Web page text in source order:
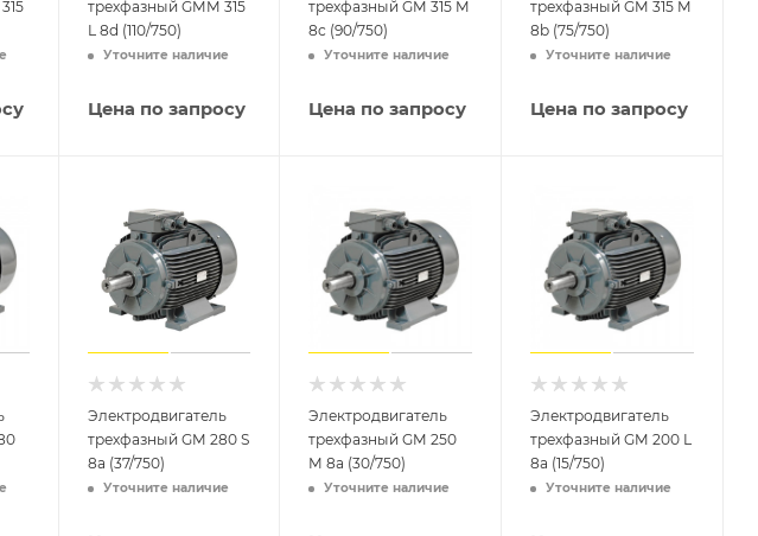
трехфазный GMM 315
L 8d (110/750)
Уточните наличие
Цена по запросу
трехфазный GM 315 M
8c (90/750)
Уточните наличие
Цена по запросу
трехфазный GM 315 M
8b (75/750)
Уточните наличие
Цена по запросу
Электродвигатель
трехфазный GM 280 S
8a (37/750)
Уточните наличие
Электродвигатель
трехфазный GM 250
М 8а (30/750)
Уточните наличие
Электродвигатель
трехфазный GM 200 L
8a (15/750)
Уточните наличие